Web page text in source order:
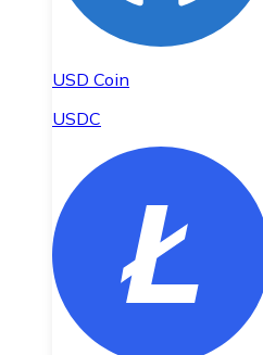
USD Coin
USDC